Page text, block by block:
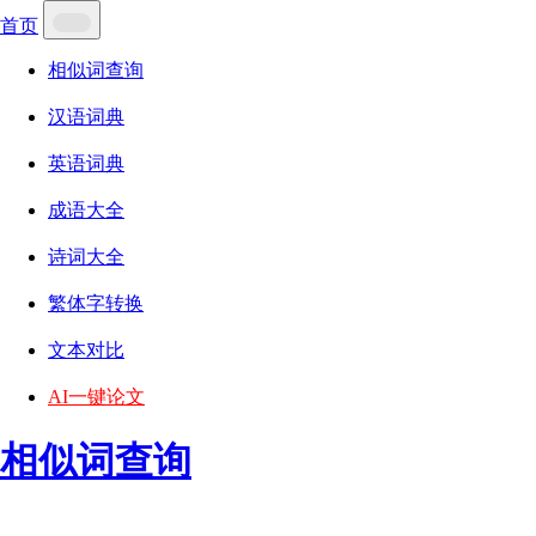
首页
相似词查询
汉语词典
英语词典
成语大全
诗词大全
繁体字转换
文本对比
AI一键论文
相似词查询